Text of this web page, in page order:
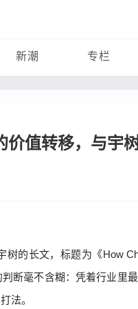
新潮 专栏
值转移，与宇
的长文，标题为《How
断毫不含糊：凭着行业里
法。